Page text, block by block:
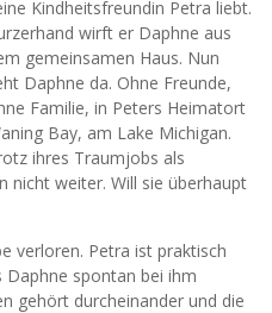
Kindheitsfreundin Petra liebt.
wirft er Daphne aus
gemeinsamen Haus. Nun
Daphne da. Ohne Freunde,
Familie, in Peters Heimatort
Bay, am Lake Michigan.
ihres Traumjobs als
nicht weiter. Will sie überhaupt
verloren. Petra ist praktisch
spontan bei ihm
gehört durcheinander und die